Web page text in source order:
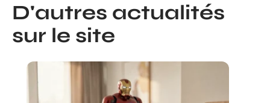
D'autres actualités
sur le site